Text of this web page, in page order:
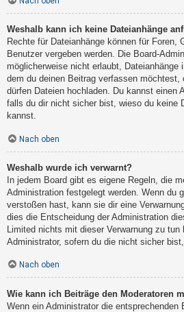
Weshalb kann ich keine Dateianhänge
Rechte für Dateianhänge können für Foren,
Benutzer vergeben werden. Die Board-
möglicherweise nicht erlaubt, Dateianhänge
dem du deinen Beitrag verfassen möchtest,
dürfen Dateien hochladen. Du kannst einen
falls du dir nicht sicher bist, wieso du keine
kannst.
Nach oben
Weshalb wurde ich verwarnt?
In jedem Board gibt es eigene Regeln, die
Administration festgelegt werden. Wenn du
verstoßen hast, kann sie dir eine
dies die Entscheidung der Administration
Limited nichts mit dieser Verwarnung zu
Administrator, sofern du die nicht sicher
Nach oben
Wie kann ich Beiträge den Moderatoren
Wenn ein Administrator die entsprechenden